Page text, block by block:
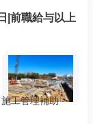
|前職給与以上
工管理補助 ・